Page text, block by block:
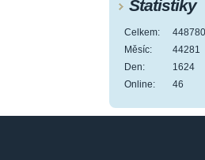
Statistiky
Online: 46
Celkem:
Měsíc:
44281
Den:
1624